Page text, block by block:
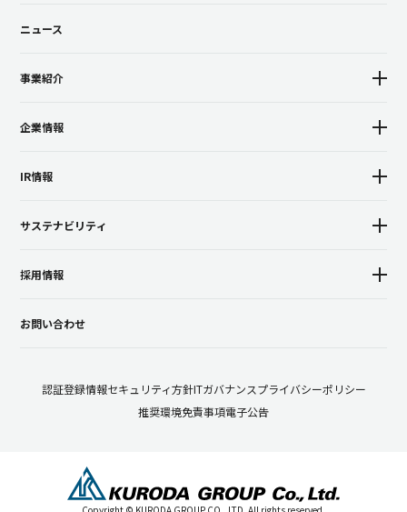
ニュース
事業紹介
企業情報
IR情報
サステナビリティ
採用情報
お問い合わせ
認証登録情報セキュリティ方針ITガバナンスプライバシーポリシー
推奨環境免責事項電子公告